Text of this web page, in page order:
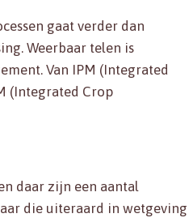
gaat verder dan
Weerbaar telen is
Van IPM (Integrated
(Integrated Crop
daar zijn een aantal
die uiteraard in wetgeving